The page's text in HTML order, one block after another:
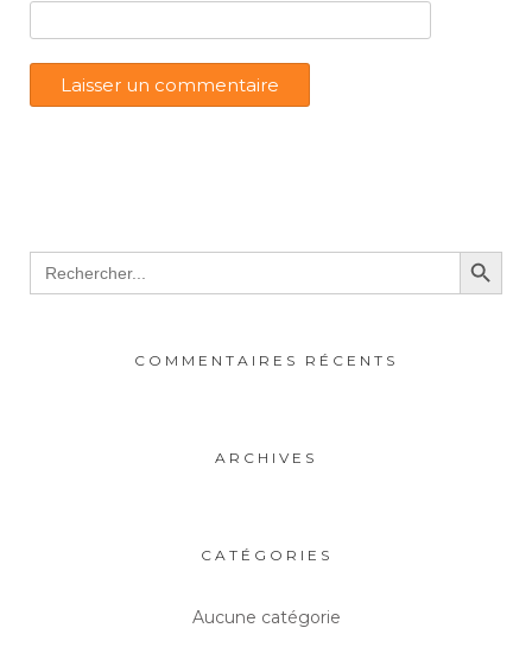
Search
for:
Search Button
COMMENTAIRES RÉCENTS
ARCHIVES
CATÉGORIES
Aucune catégorie